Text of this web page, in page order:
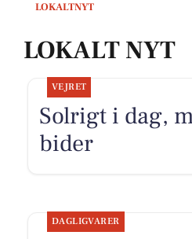
LOKALTNYT
LOKALT NYT
VEJRET
Solrigt i dag,
bider
DAGLIGVARER